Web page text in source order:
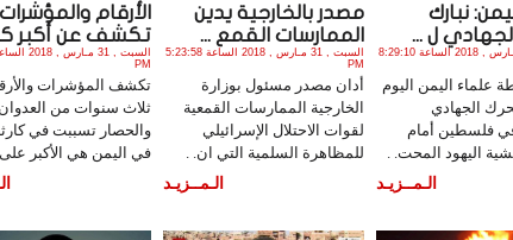
نبارك
ل ...
السبت , 31 مـارس , 2018 الساعة 8:29:10
علماء اليمن اليوم
الجهادي
فلسطين أمام
اليهود المحت. .
الـمــزيـد
مصدر بالخارجية يدين
الممارسات القمع ...
السبت , 31 مـارس , 2018 الساعة 5:23:58
PM
أدان مصدر مسئول بوزارة
الخارجية الممارسات القمعية
لقوات الاحتلال الإسرائيلي
للمظاهرة السلمية التي ان. .
الـمــزيـد
الأرقام والمؤشرات
تكشف عن أكبر
PM
تكشف المؤشرات
ثلاث سنوات من العدوان
والحصار تسببت في
في اليمن هي الأكبر على